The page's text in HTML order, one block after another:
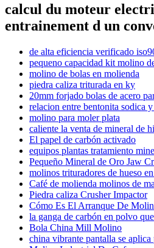
calcul du moteur
entrainement d un
de alta eficiencia verificado
pequeno capacidad kit molino
molino de bolas en molienda
piedra caliza triturada en ky
20mm forjado bolas de acero
relacion entre bentonita sodica
molino para moler plata
caliente la venta de mineral de
El papel de carbón activado
equipos plantas tratamiento
Pequeño Mineral de Oro Jaw
molinos trituradores de hueso
Café de molienda molinos de
Piedra caliza Crusher Impactor
Cómo Es El Arranque De
la ganga de carbón en polvo
Bola China Mill Molino
china vibrante pantalla se